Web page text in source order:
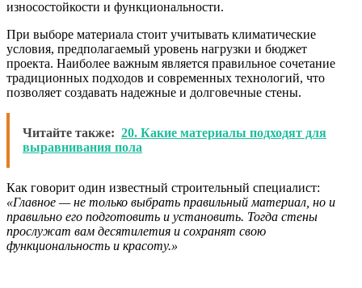
износостойкости и функциональности.
При выборе материала стоит учитывать климатические
условия, предполагаемый уровень нагрузки и бюджет
проекта. Наиболее важным является правильное сочетание
традиционных подходов и современных технологий, что
позволяет создавать надежные и долговечные стены.
Читайте также: 20. Какие материалы подходят для
выравнивания пола
Как говорит один известный строительный специалист:
«Главное — не только выбрать правильный материал, но и
правильно его подготовить и установить. Тогда стены
прослужат вам десятилетия и сохранят свою
функциональность и красоту.»